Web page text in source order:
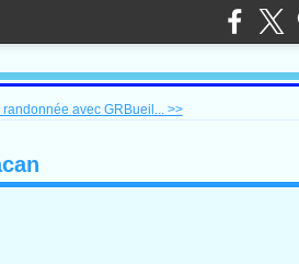
randonnée avec GRBueil... >>